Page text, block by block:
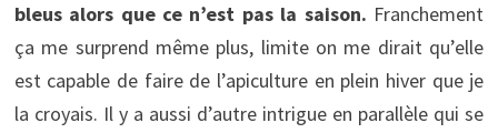
bleus alors que ce n’est pas la saison. Franchement
ça me surprend même plus, limite on me dirait qu’elle
est capable de faire de l’apiculture en plein hiver que je
la croyais. Il y a aussi d’autre intrigue en parallèle qui se